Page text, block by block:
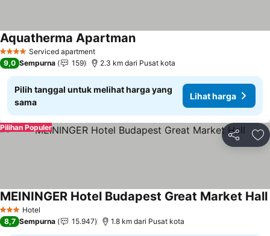
4 BintangServiced apartment
Aquatherma Apartman
9,0 Sempurna 159 2.3 km dari Pusat kota
Pilih tanggal untuk melihat harga yang
sama
Lihat harga
Bagikan
Pilihan Populer
3 BintangHotel
MEININGER Hotel Budapest Great Market Hall
8,7 Sempurna 15.947 1.8 km dari Pusat kota